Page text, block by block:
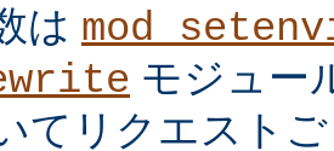
は
モジュー
てリクエスト